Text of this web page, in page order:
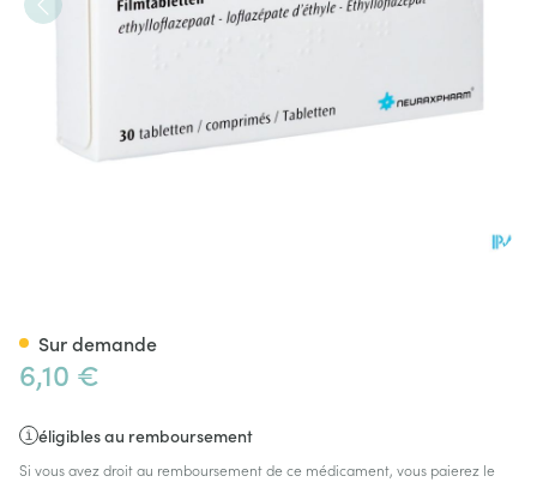
6,10 €
éligibles au remboursement
Si vous avez droit au remboursement de ce médicament, vous paierez le
Sur demande